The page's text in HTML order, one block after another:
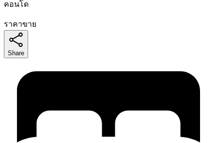
คอนโด
ราคาขาย
Share